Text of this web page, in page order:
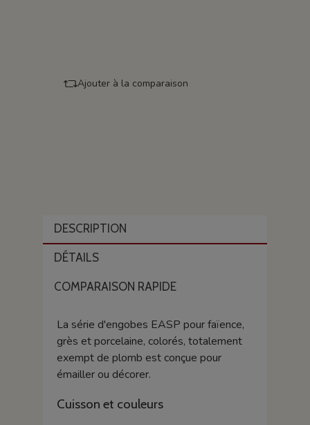
Ajouter à la comparaison
DESCRIPTION
DÉTAILS
COMPARAISON RAPIDE
La série d'engobes EASP pour faïence,
grès et porcelaine, colorés, totalement
exempt de plomb est conçue pour
émailler ou décorer.
Cuisson et couleurs